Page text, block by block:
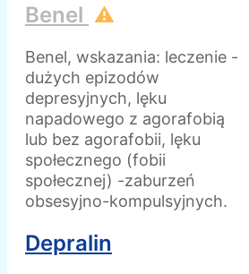
Benel ⚠️
Benel, wskazania: leczenie -
dużych epizodów
depresyjnych, lęku
napadowego z agorafobią
lub bez agorafobii, lęku
społecznego (fobii
społecznej) -zaburzeń
obsesyjno-kompulsyjnych.
Depralin